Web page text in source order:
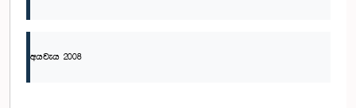
අයවැය 2008